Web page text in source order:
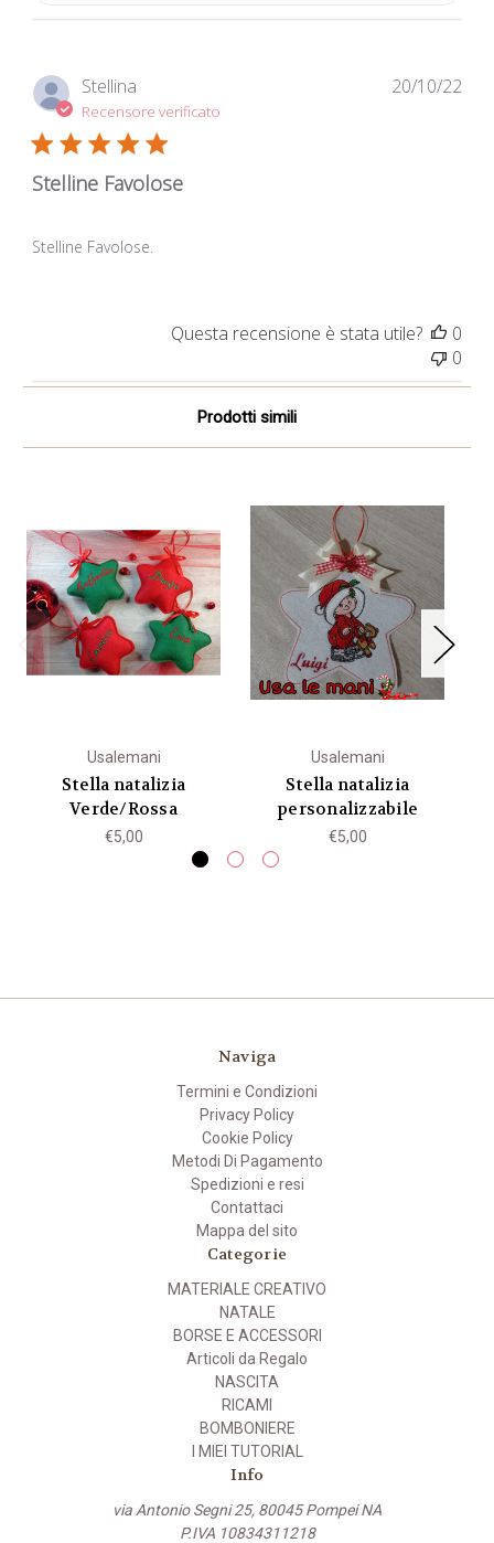
Stellina
Recensore verificato
Stelline Favolose
Stelline Favolose.
20/10/22
Questa recensione è stata utile?
0
0
Prodotti simili
Usalemani
Stella natalizia
Verde/Rossa
€5,00
Usalemani
Stella natalizia
personalizzabile
€5,00
Naviga
Termini e Condizioni
Privacy Policy
Cookie Policy
Metodi Di Pagamento
Spedizioni e resi
Contattaci
Mappa del sito
Categorie
MATERIALE CREATIVO
NATALE
BORSE E ACCESSORI
Articoli da Regalo
NASCITA
RICAMI
BOMBONIERE
I MIEI TUTORIAL
Info
via Antonio Segni 25, 80045 Pompei NA
P.IVA 10834311218